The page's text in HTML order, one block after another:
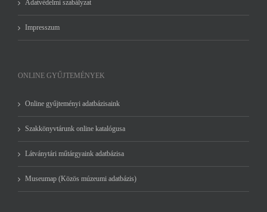
Adatvédelmi szabályzat
Impresszum
ONLINE GYŰJTEMÉNYEK
Online gyűjteményi adatbázisaink
Szakkönyvtárunk online katalógusa
Látványtári műtárgyaink adatbázisa
Museumap (Közös múzeumi adatbázis)